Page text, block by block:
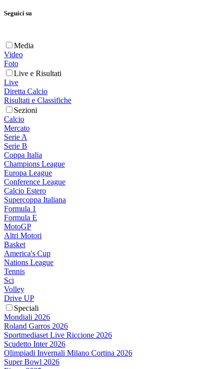
Seguici su
Media
Video
Foto
Live e Risultati
Live
Diretta Calcio
Risultati e Classifiche
Sezioni
Calcio
Mercato
Serie A
Serie B
Coppa Italia
Champions League
Europa League
Conference League
Calcio Estero
Supercoppa Italiana
Formula 1
Formula E
MotoGP
Altri Motori
Basket
America's Cup
Nations League
Tennis
Sci
Volley
Drive UP
Speciali
Mondiali 2026
Roland Garros 2026
Sportmediaset Live Riccione 2026
Scudetto Inter 2026
Olimpiadi Invernali Milano Cortina 2026
Super Bowl 2026